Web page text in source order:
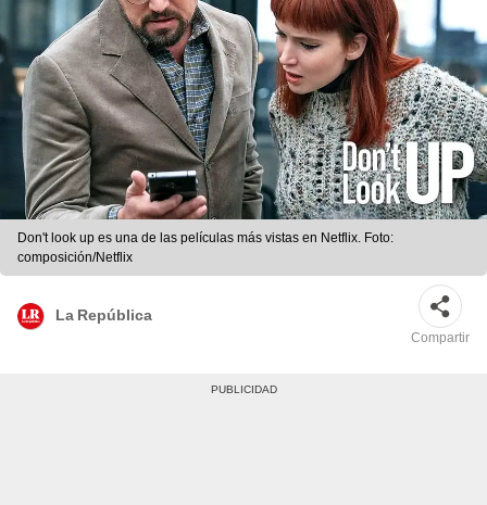
Don't look up es una de las películas más vistas en Netflix. Foto:
composición/Netflix
La República
Compartir